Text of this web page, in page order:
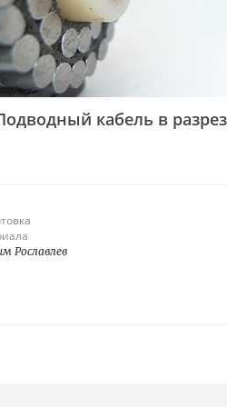
кабель в
Рославлев